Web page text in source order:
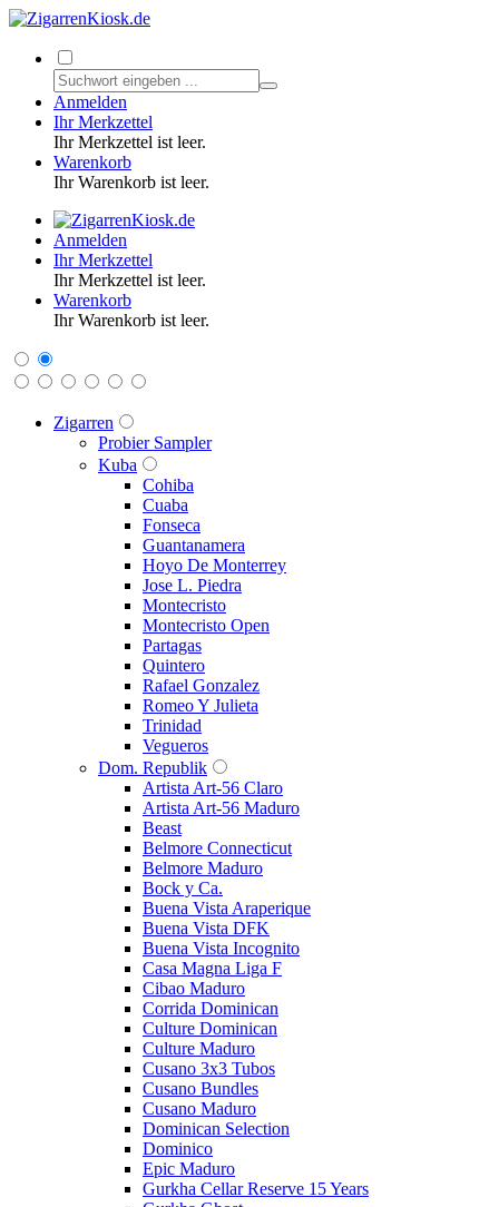
Anmelden
Ihr Merkzettel
Ihr Merkzettel ist leer.
Warenkorb
Ihr Warenkorb ist leer.
Anmelden
Ihr Merkzettel
Ihr Merkzettel ist leer.
Warenkorb
Ihr Warenkorb ist leer.
Zigarren
Probier Sampler
Kuba
Cohiba
Cuaba
Fonseca
Guantanamera
Hoyo De Monterrey
Jose L. Piedra
Montecristo
Montecristo Open
Partagas
Quintero
Rafael Gonzalez
Romeo Y Julieta
Trinidad
Vegueros
Dom. Republik
Artista Art-56 Claro
Artista Art-56 Maduro
Beast
Belmore Connecticut
Belmore Maduro
Bock y Ca.
Buena Vista Araperique
Buena Vista DFK
Buena Vista Incognito
Casa Magna Liga F
Cibao Maduro
Corrida Dominican
Culture Dominican
Culture Maduro
Cusano 3x3 Tubos
Cusano Bundles
Cusano Maduro
Dominican Selection
Dominico
Epic Maduro
Gurkha Cellar Reserve 15 Years